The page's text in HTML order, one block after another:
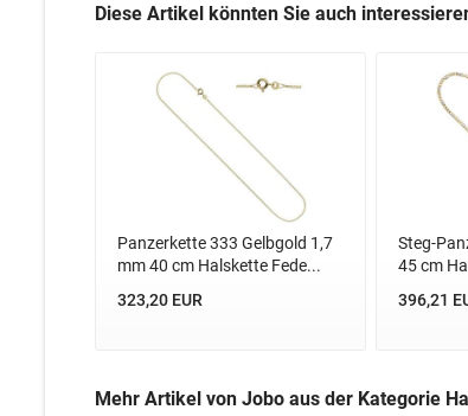
Diese Artikel könnten Sie auch
Panzerkette 333 Gelbgold 1,7
mm 40 cm Halskette Fede...
323,20 EUR
Steg-
45 cm
396,21
Mehr Artikel von Jobo aus der Kategorie